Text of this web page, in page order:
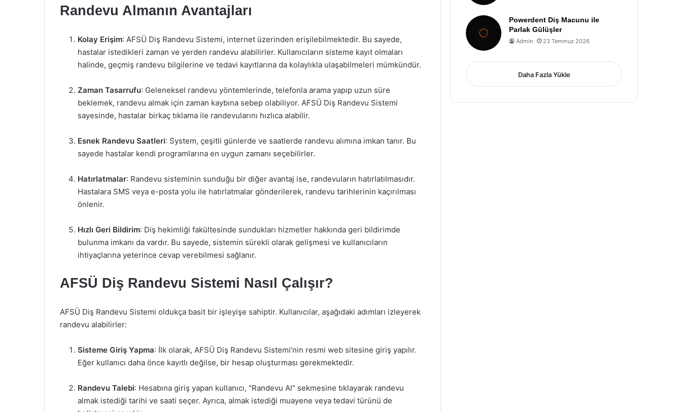
Randevu Almanın Avantajları
Kolay Erişim: AFSÜ Diş Randevu Sistemi, internet üzerinden erişilebilmektedir. Bu sayede,
hastalar istedikleri zaman ve yerden randevu alabilirler. Kullanıcıların sisteme kayıt olmaları
halinde, geçmiş randevu bilgilerine ve tedavi kayıtlarına da kolaylıkla ulaşabilmeleri mümkündür.
Zaman Tasarrufu: Geleneksel randevu yöntemlerinde, telefonla arama yapıp uzun süre
beklemek, randevu almak için zaman kaybına sebep olabiliyor. AFSÜ Diş Randevu Sistemi
sayesinde, hastalar birkaç tıklama ile randevularını hızlıca alabilir.
Esnek Randevu Saatleri: System, çeşitli günlerde ve saatlerde randevu alımına imkan tanır. Bu
sayede hastalar kendi programlarına en uygun zamanı seçebilirler.
Hatırlatmalar: Randevu sisteminin sunduğu bir diğer avantaj ise, randevuların hatırlatılmasıdır.
Hastalara SMS veya e-posta yolu ile hatırlatmalar gönderilerek, randevu tarihlerinin kaçırılması
önlenir.
Hızlı Geri Bildirim: Diş hekimliği fakültesinde sundukları hizmetler hakkında geri bildirimde
bulunma imkanı da vardır. Bu sayede, sistemin sürekli olarak gelişmesi ve kullanıcıların
ihtiyaçlarına yeterince cevap verebilmesi sağlanır.
AFSÜ Diş Randevu Sistemi Nasıl Çalışır?
AFSÜ Diş Randevu Sistemi oldukça basit bir işleyişe sahiptir. Kullanıcılar, aşağıdaki adımları izleyerek
randevu alabilirler:
Sisteme Giriş Yapma: İlk olarak, AFSÜ Diş Randevu Sistemi’nin resmi web sitesine giriş yapılır.
Eğer kullanıcı daha önce kayıtlı değilse, bir hesap oluşturması gerekmektedir.
Randevu Talebi: Hesabına giriş yapan kullanıcı, "Randevu Al" sekmesine tıklayarak randevu
almak istediği tarihi ve saati seçer. Ayrıca, almak istediği muayene veya tedavi türünü de
Powerdent Diş Macunu ile
Parlak Gülüşler
Admin 23 Temmuz 2026
Daha Fazla Yükle